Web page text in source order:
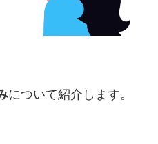
について紹介します。